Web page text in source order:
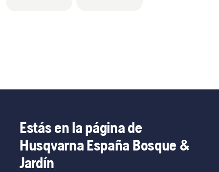
Estás en la página de
Husqvarna España Bosque &
Jardín